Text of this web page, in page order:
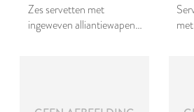
Zes servetten met
ingeweven alliantiewapen